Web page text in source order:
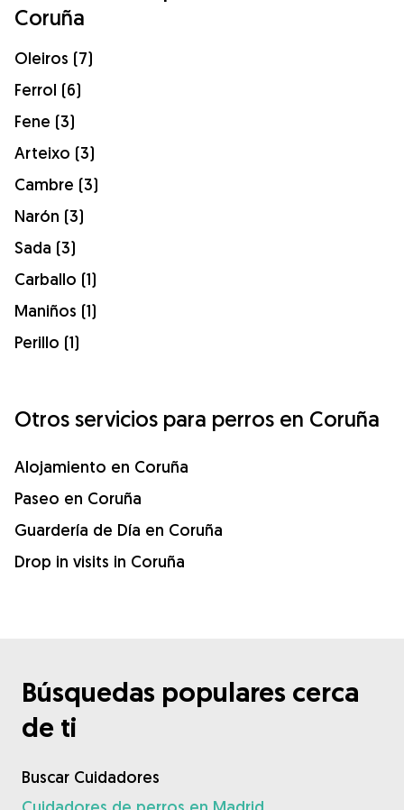
Coruña
Oleiros (7)
Ferrol (6)
Fene (3)
Arteixo (3)
Cambre (3)
Narón (3)
Sada (3)
Carballo (1)
Maniños (1)
Perillo (1)
Otros servicios para perros en Coruña
Alojamiento en Coruña
Paseo en Coruña
Guardería de Día en Coruña
Drop in visits in Coruña
Búsquedas populares cerca
de ti
Buscar Cuidadores